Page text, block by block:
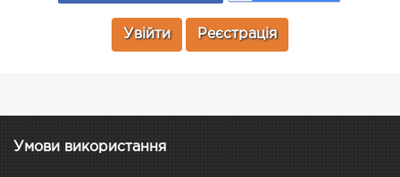
Увійти Реєстрація
Умови використання